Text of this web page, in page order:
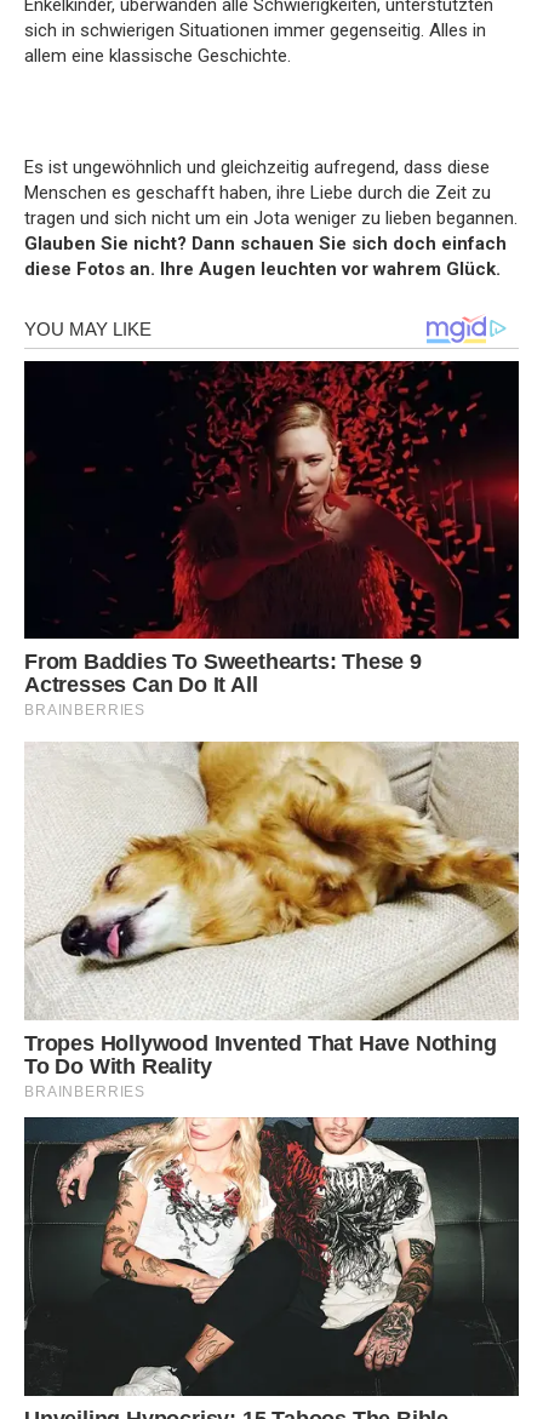
sich in schwierigen Situationen immer gegenseitig. Alles in
allem eine klassische Geschichte.
Es ist ungewöhnlich und gleichzeitig aufregend, dass diese
Menschen es geschafft haben, ihre Liebe durch die Zeit zu
tragen und sich nicht um ein Jota weniger zu lieben begannen.
Glauben Sie nicht? Dann schauen Sie sich doch einfach
diese Fotos an. Ihre Augen leuchten vor wahrem Glück.